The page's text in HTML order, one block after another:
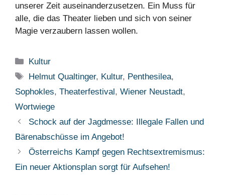
unserer Zeit auseinanderzusetzen. Ein Muss für
alle, die das Theater lieben und sich von seiner
Magie verzaubern lassen wollen.
Kategorien
Kultur
Schlagwörter
Helmut Qualtinger, Kultur, Penthesilea,
Sophokles, Theaterfestival, Wiener Neustadt,
Wortwiege
Schock auf der Jagdmesse: Illegale Fallen und
Bärenabschüsse im Angebot!
Österreichs Kampf gegen Rechtsextremismus:
Ein neuer Aktionsplan sorgt für Aufsehen!